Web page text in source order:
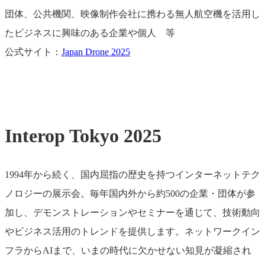
団体、公共機関、映像制作会社に携わる無人航空機を活用し
たビジネスに興味のある企業や個人 等
公式サイト： Japan Drone 2025
Interop Tokyo 2025
1994年から続く、国内屈指の歴史を持つインターネットテク
ノロジーの展示会。毎年国内外から約500の企業・団体が参
加し、デモンストレーションやセミナーを通じて、技術動向
やビジネス活用のトレンドを提供します。ネットワークイン
フラからAIまで、いまの時代に欠かせない知見が凝縮され